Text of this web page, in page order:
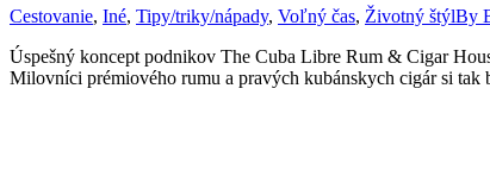
Cestovanie, Iné, Tipy/triky/nápady, Voľný čas, Životný štýlBy
Úspešný koncept podnikov The Cuba Libre Rum & Cigar
Milovníci prémiového rumu a pravých kubánskych cigár si